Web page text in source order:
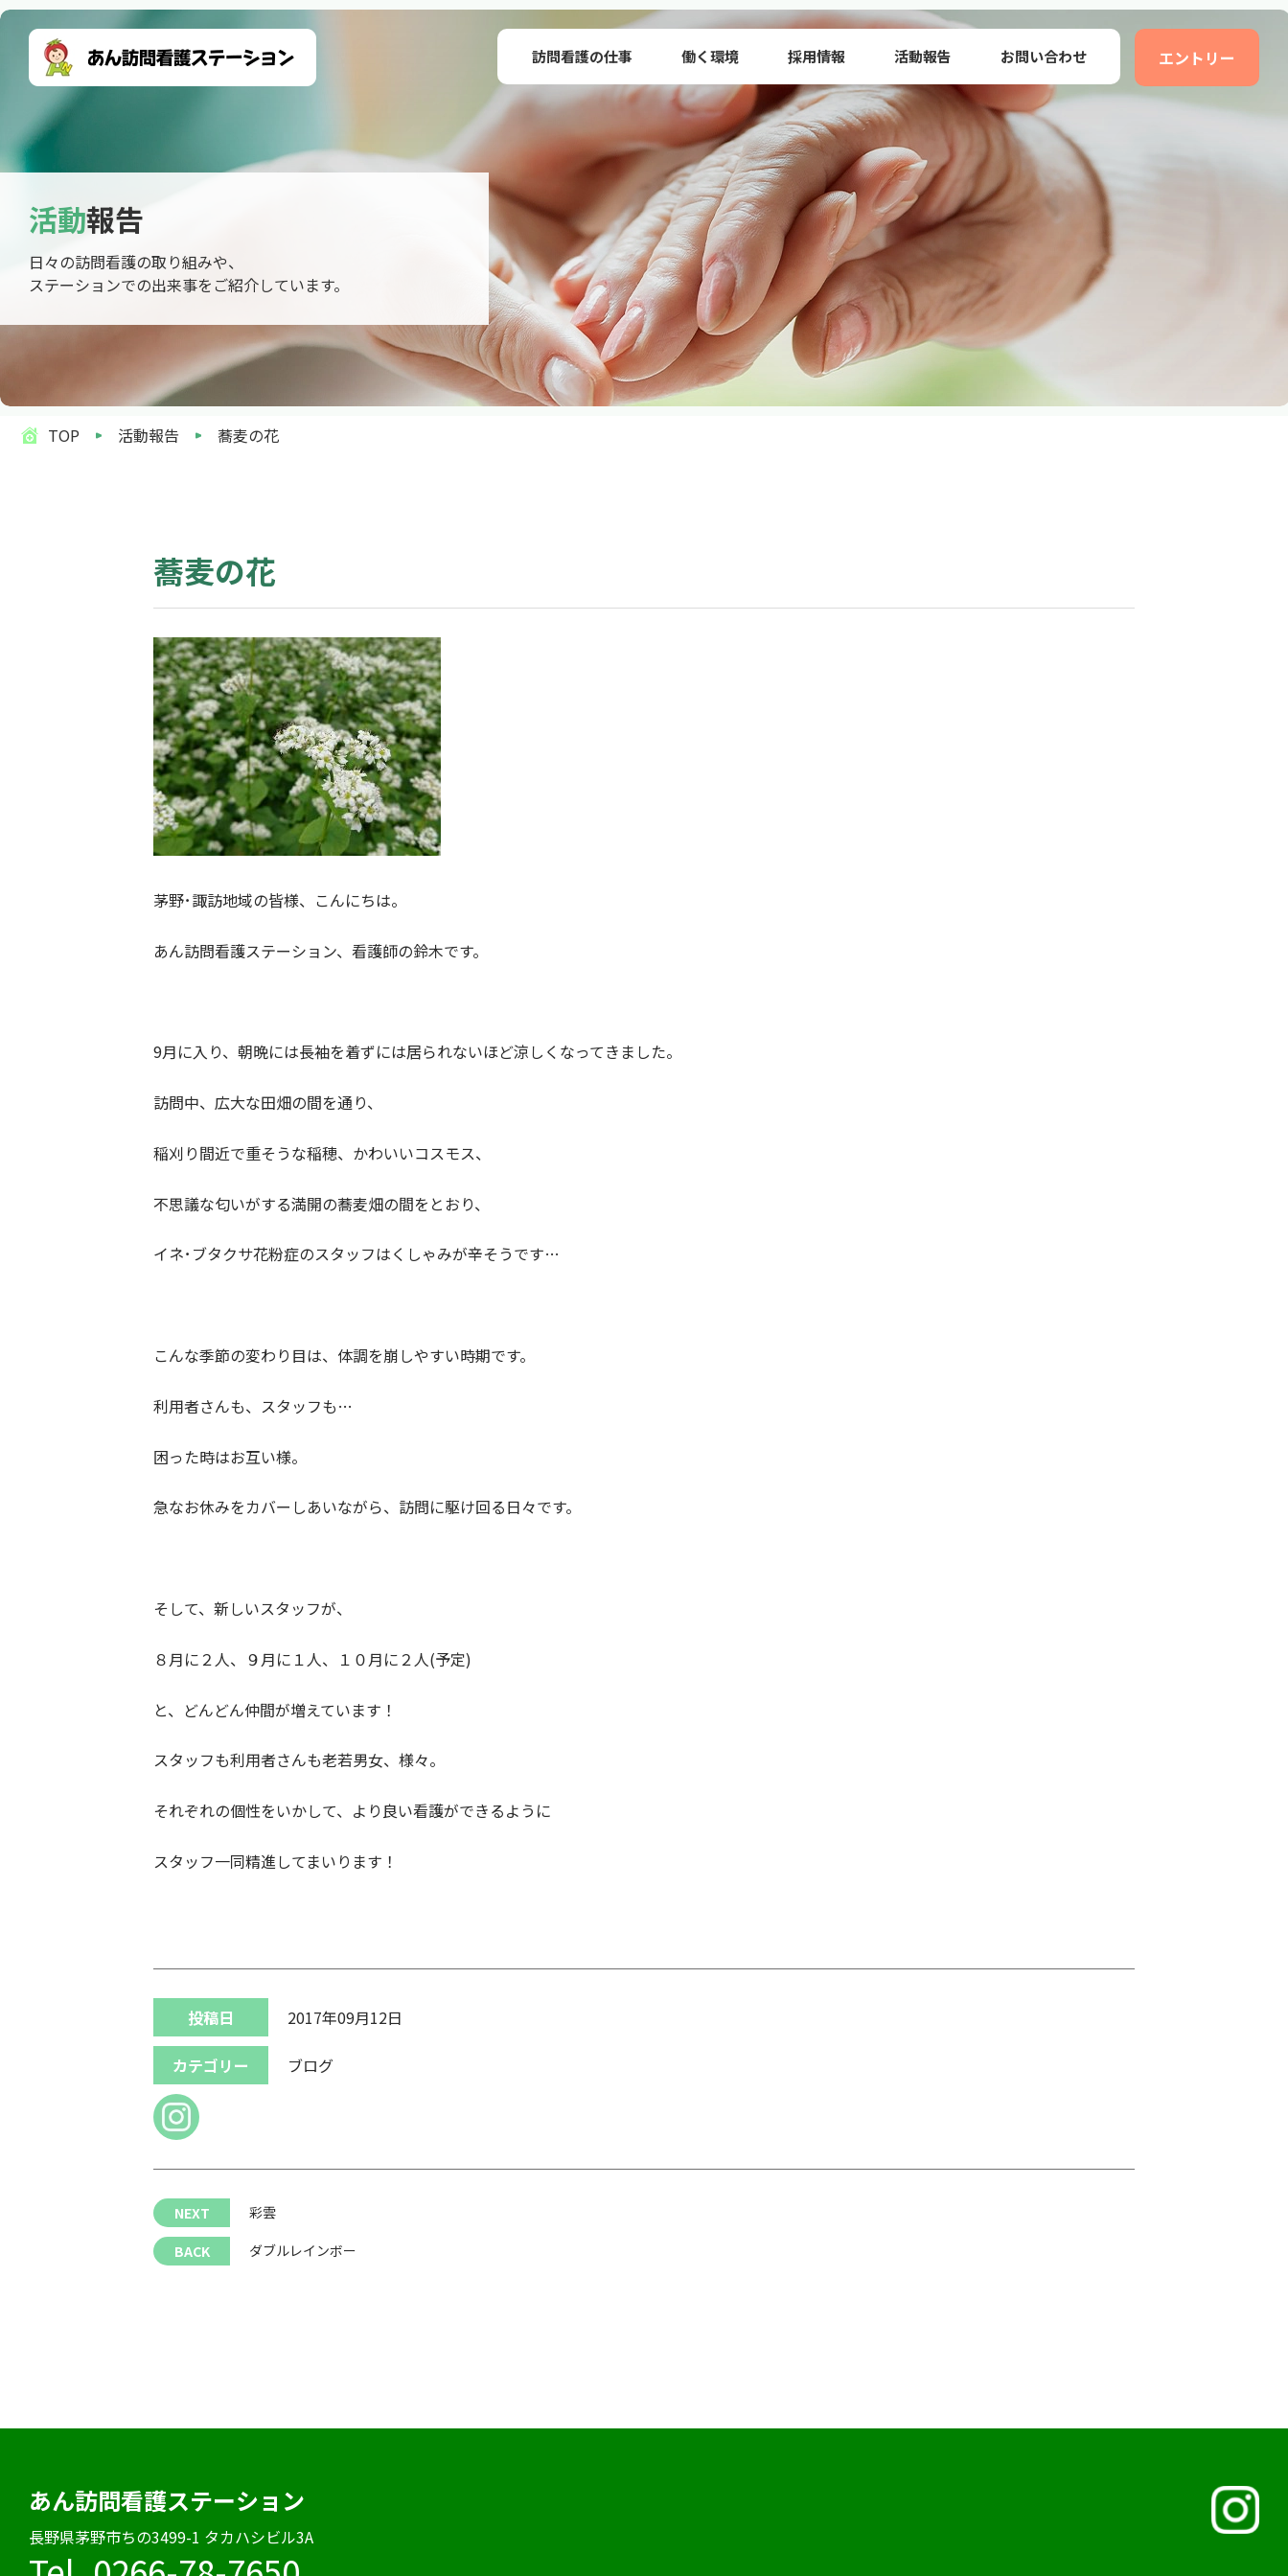
訪問看護の仕事 働く環境 採用情報 活動報告 お問い合わせ エントリー
活動報告
日々の訪問看護の取り組みや、
ステーションでの出来事をご紹介しています。
TOP 活動報告 蕎麦の花
蕎麦の花
茅野･諏訪地域の皆様、こんにちは。
あん訪問看護ステーション、看護師の鈴木です。
9月に入り、朝晩には長袖を着ずには居られないほど涼しくなってきました。
訪問中、広大な田畑の間を通り、
稲刈り間近で重そうな稲穂、かわいいコスモス、
不思議な匂いがする満開の蕎麦畑の間をとおり、
イネ･ブタクサ花粉症のスタッフはくしゃみが辛そうです…
こんな季節の変わり目は、体調を崩しやすい時期です。
利用者さんも、スタッフも…
困った時はお互い様。
急なお休みをカバーしあいながら、訪問に駆け回る日々です。
そして、新しいスタッフが、
８月に２人、９月に１人、１０月に２人(予定)
と、どんどん仲間が増えています！
スタッフも利用者さんも老若男女、様々。
それぞれの個性をいかして、より良い看護ができるように
スタッフ一同精進してまいります！
投稿日 2017年09月12日
カテゴリー ブログ
彩雲
ダブルレインボー
あん訪問看護ステーション
⻑野県茅野市ちの3499-1 タカハシビル3A